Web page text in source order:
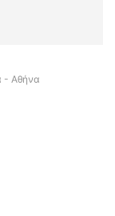
- Αθήνα